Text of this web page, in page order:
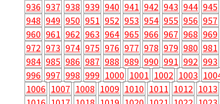
936 937 938 939 940 941 942 943 944 945
948 949 950 951 952 953 954 955 956 957
960 961 962 963 964 965 966 967 968 969
972 973 974 975 976 977 978 979 980 981
984 985 986 987 988 989 990 991 992 993
996 997 998 999 1000 1001 1002 1003
1006 1007 1008 1009 1010 1011 1012 1013